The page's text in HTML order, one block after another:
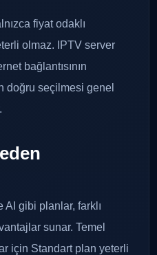
fiyat odaklı
olmaz. IPTV server
bağlantısının
doğru seçilmesi genel
gibi planlar, farklı
sunar. Temel
için Standart plan yeterli